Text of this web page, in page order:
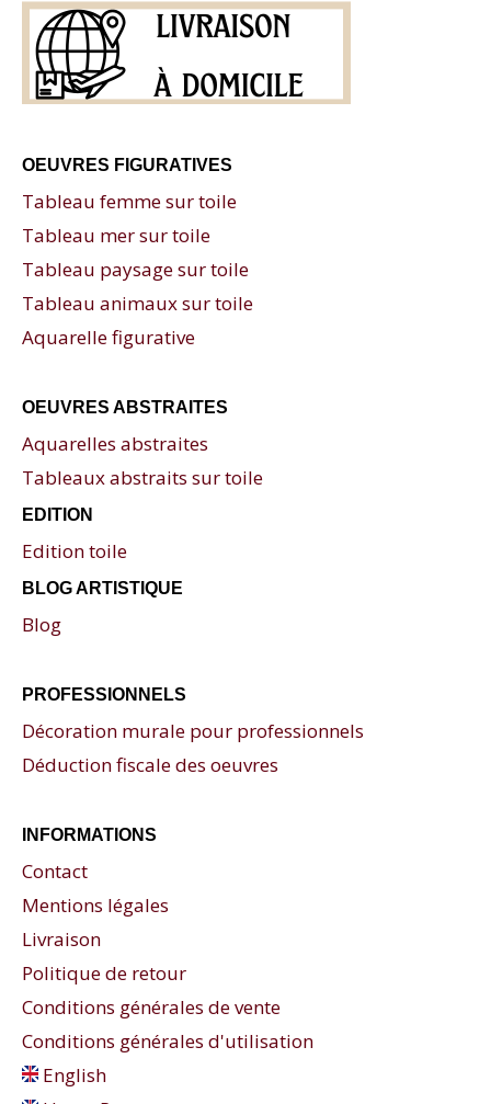
OEUVRES FIGURATIVES
Tableau femme sur toile
Tableau mer sur toile
Tableau paysage sur toile
Tableau animaux sur toile
Aquarelle figurative
OEUVRES ABSTRAITES
Aquarelles abstraites
Tableaux abstraits sur toile
EDITION
Edition toile
BLOG ARTISTIQUE
Blog
PROFESSIONNELS
Décoration murale pour professionnels
Déduction fiscale des oeuvres
INFORMATIONS
Contact
Mentions légales
Livraison
Politique de retour
Conditions générales de vente
Conditions générales d'utilisation
English